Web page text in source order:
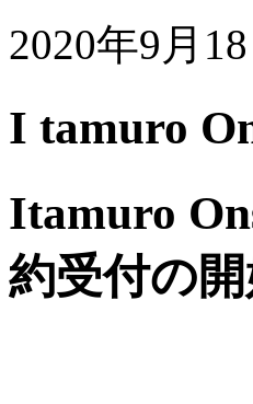
2020年9月18
I tamuro
Itamuro
約受付の